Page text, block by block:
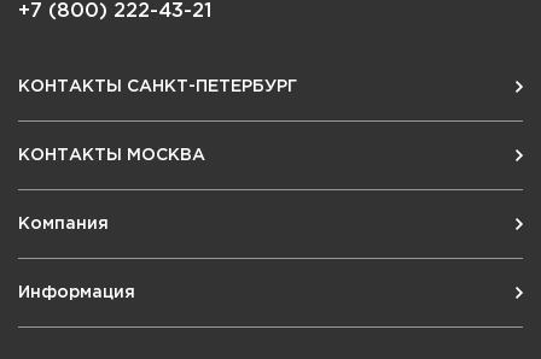
+7 (800) 222-43-21
КОНТАКТЫ САНКТ-ПЕТЕРБУРГ
КОНТАКТЫ МОСКВА
Компания
Информация